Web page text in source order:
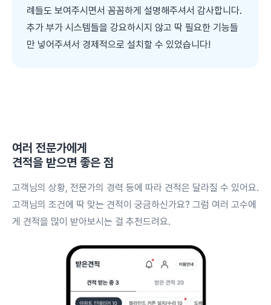
례들도 보여주시면서 꼼꼼하게 설명해주셔서 감사합니다.
추가 부가 시스템들을 강요하시지 않고 딱 필요한 기능들
만 넣어주셔서 경제적으로 설치할 수 있었습니다!
여러 전문가에게
견적을 받으면 좋은 점
고객님의 상황, 전문가의 경력 등에 따라 견적은 달라질 수 있어요.
고객님의 조건에 딱 맞는 견적이 궁금하신가요? 그럼 여러 고수에
게 견적을 많이 받아보시는 걸 추천드려요.